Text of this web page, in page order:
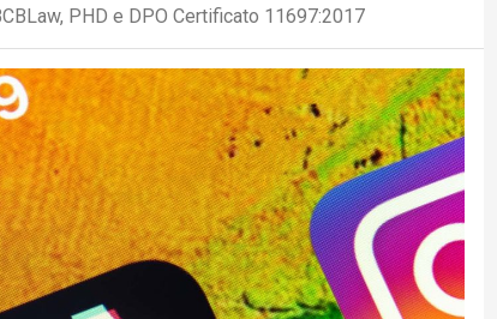
PHD e DPO Certificato 11697:2017